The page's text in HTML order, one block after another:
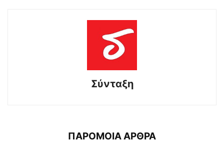
Σύνταξη
ΠΑΡΟΜΟΙΑ ΑΡΘΡΑ